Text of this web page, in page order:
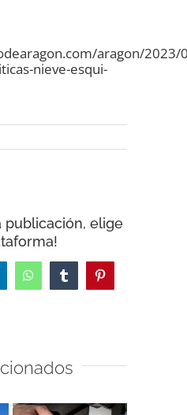
aragon/2023/
nieve-esqui-
publicación, elige
WhatsAppTumblrPinterest